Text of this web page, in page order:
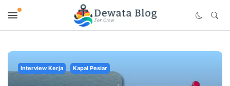
Interview Kerja Kapal Pesiar